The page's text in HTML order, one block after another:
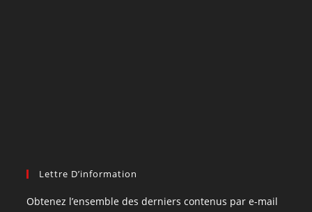
Lettre D’information
Obtenez l’ensemble des derniers contenus par e-mail